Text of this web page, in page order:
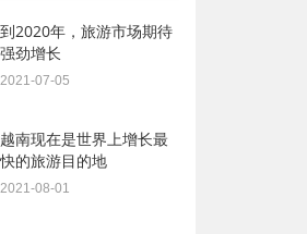
到2020年，旅游市场期待
强劲增长
2021-07-05
越南现在是世界上增长最
快的旅游目的地
2021-08-01